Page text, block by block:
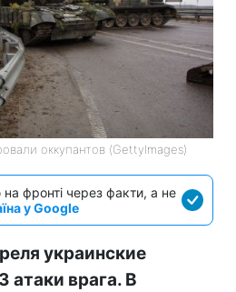
оккупантов (GettyImages)
на фронті через факти, а не
у Google
украинские
атаки врага. В